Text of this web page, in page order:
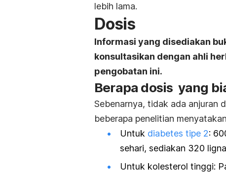
lebih lama.
Dosis
Informasi yang disediakan
konsultasikan dengan ahli
pengobatan ini.
Berapa dosis yang
Sebenarnya, tidak ada anjuran
beberapa penelitian
Untuk diabetes tipe 2:
sehari, sediakan 320
Untuk kolesterol tinggi: